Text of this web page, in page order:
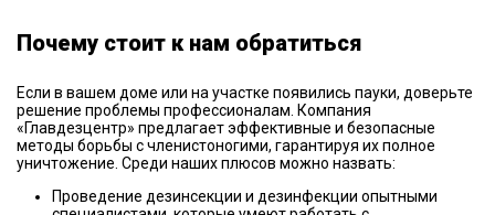
Почему стоит к нам обратиться
Если в вашем доме или на участке появились пауки, доверьте
решение проблемы профессионалам. Компания
«Главдезцентр» предлагает эффективные и безопасные
методы борьбы с членистоногими, гарантируя их полное
уничтожение. Среди наших плюсов можно назвать:
Проведение дезинсекции и дезинфекции опытными